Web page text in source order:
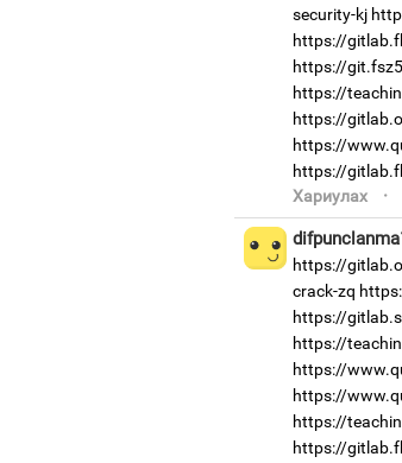
security-kj
https://
https://
https://
https://
https://
https://
Хариулах ·
https://
crack-zq
https://
https://
https://
https://
https://
https://